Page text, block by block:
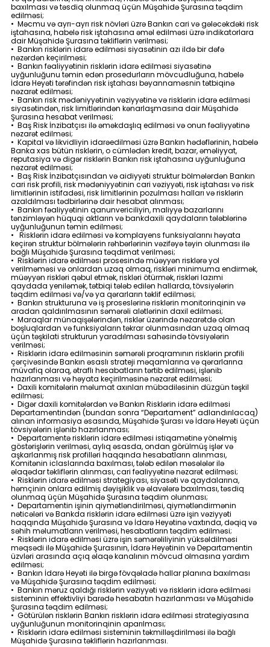
baxılması və təsdiq olunmaq üçün Müşahidə Şurasına təqdim
edilməsi;
• Məcmu və ayrı-ayrı risk növləri üzrə Bankın cari və gələcəkdəki risk
iştahasına, habelə risk iştahasına əməl edilməsi üzrə indikatorlara
dair Müşahidə Şurasına təkliflərin verilməsi;
• Bankın risklərin idarə edilməsi siyasətinin azı ildə bir dəfə
nəzərdən keçirilməsi;
• Bankın fəaliyyətinin risklərin idarə edilməsi siyasətinə
uyğunluğunu təmin edən prosedurların mövcudluğuna, habelə
İdarə Heyəti tərəfindən risk iştahası bəyannaməsnin tətbiqinə
nəzarət edilməsi;
• Bankın risk mədəniyyətinin vəziyyətinə və risklərin idarə edilməsi
siyasətindən, risk limitlərindən kənarlaşmasına dair Müşahidə
Şurasına hesabat verilməsi;
• Baş Risk İnzibatçısı ilə əməkdaşlıq edilməsi və onun fəaliyyətinə
nəzarət edilməsi;
• Kapital və likvidliyin idarəedilməsi üzrə Bankın hədəflərinin, habelə
Banka xas bütün risklərin, o cümlədən kredit, bazar, əməliyyat,
reputasiya və digər risklərin Bankın risk iştahasına uyğunluğuna
nəzarət edilməsi;
• Baş Risk İnzibatçısından və aidiyyəti struktur bölmələrdən Bankın
cari risk profili, risk mədəniyyətinin cari vəziyyəti, risk iştahası və risk
limitlərinin istifadəsi, risk limitlərinin pozulması halları və risklərin
azaldılması tədbirlərinə dair hesabat alınması;
• Bankın fəaliyyətinin qanunvericiliyin, maliyyə bazarlarını
tənzimləyən hüquqi aktların və bankdaxili qaydaların tələblərinə
uyğunluğunun təmin edilməsi;
• Risklərin idarə edilməsi və komplayens funksiyalarını həyata
keçirən struktur bölmələrin rəhbərlərinin vəzifəyə təyin olunması ilə
bağlı Müşahidə Şurasına təqdimat verilməsi;
• Risklərin idarə edilməsi prosesində müəyyən risklərə yol
verilməməsi və onlardan uzaq olmaq, riskləri minimuma endirmək,
müəyyən riskləri qəbul etmək, riskləri ötürmək, riskləri lazımi
qaydada yeniləmək, tətbiqi tələb edilən hallarda, tövsiyələrin
təqdim edilməsi və/və ya qərarların təklif edilməsi;
• Bankın strukturuna və iş proseslərinə risklərin monitorinqinin və
aradan qaldırılmasının səmərəli alətlərinin daxil edilməsi;
• Maraqlar münaqişələrindən, risklər üzərində nəzarətdə olan
boşluqlardan və funksiyaların təkrar olunmasından uzaq olmaq
üçün təşkilati strukturun yaradılması sahəsində tövsiyələrin
verilməsi;
• Risklərin idarə edilməsinin səmərəli proqramının risklərin profili
çərçivəsində Bankın əsaslı strateji məqamlarına və qərarlarına
müvafiq olaraq, ətraflı hesabatların tərtib edilməsi, işlənib
hazırlanması və həyata keçirilməsinə nəzarət edilməsi;
• Daxili komitələrin məlumat axınları mübadiləsinin düzgün təşkil
edilməsi;
• Digər daxili komitələrdən və Bankın Risklərin idarə edilməsi
Departamentindən (bundan sonra “Departament” adlandırılacaq)
alınan informasiya əsasında, Müşahidə Şurası və İdarə Heyəti üçün
tövsiyələrin işlənib hazırlanması;
• Departamentə risklərin idarə edilməsi istiqamətinə yönəlmiş
göstərişlərin verilməsi, aylıq əsasda, ondan görülmüş işlər və
aşkarlanmış risk profilləri haqqında hesabatların alınması,
Komitənin iclaslarında baxılması, tələb edilən məsələlər ilə
əlaqədar təkliflərin alınması, cari fəaliyyətinə nəzarət edilməsi;
• Risklərin idarə edilməsi strategiyası, siyasəti və qaydalarına,
həmçinin onlara edilmiş dəyişiklik və əlavələrə baxılması, təsdiq
olunmaq üçün Müşahidə Şurasına təqdim olunması;
• Departamentin işinin qiymətləndirilməsi, qiymətləndirmənin
nəticələri və Bankda risklərin idarə edilməsi üzrə işin vəziyyəti
haqqında Müşahidə Şurasına və İdarə Heyətinə vaxtında, dəqiq və
səhih məlumatların verilməsi, hesabatların təqdim edilməsi;
• Risklərin idarə edilməsi üzrə işin səmərəliliyinin yüksəldilməsi
məqsədi ilə Müşahidə Şurasının, İdarə Heyətinin və Departamentin
üzvləri arasında açıq əlaqə kanalının mövcud olmasına yardım
edilməsi;
• Bankın İdarə Heyəti ilə birgə fövqəladə hallar planına baxılması
və Müşahidə Şurasına təqdim edilməsi;
• Bankın məruz qaldığı risklərin vəziyyəti və risklərin idarə edilməsi
sisteminin effektivliyi barədə hesabatın hazırlanması və Müşahidə
Şurasına təqdim edilməsi;
• Götürülən risklərin Bankın risklərin idarə edilməsi strategiyasına
uyğunluğunun monitorinqinin aparılması;
• Risklərin idarə edilməsi sisteminin təkmilləşdirilməsi ilə bağlı
Müşahidə Şurasına təkliflərin hazırlanması.